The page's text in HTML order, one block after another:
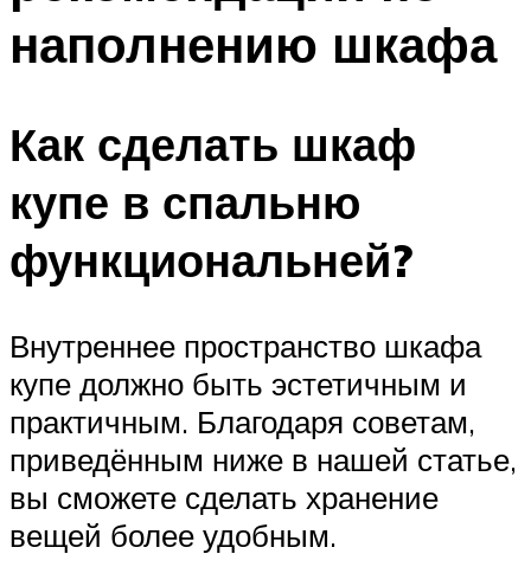
наполнению шкафа
Как сделать шкаф
купе в спальню
функциональней?
Внутреннее пространство шкафа
купе должно быть эстетичным и
практичным. Благодаря советам,
приведённым ниже в нашей статье,
вы сможете сделать хранение
вещей более удобным.